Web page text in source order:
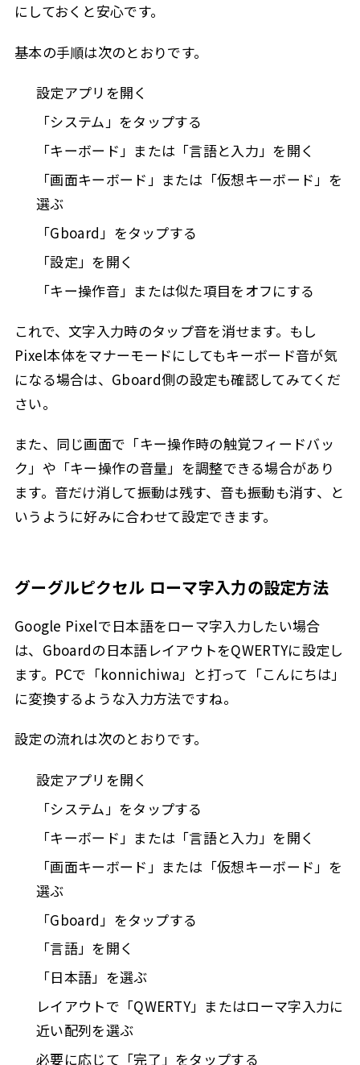
にしておくと安心です。
基本の手順は次のとおりです。
設定アプリを開く
「システム」をタップする
「キーボード」または「言語と入力」を開く
「画面キーボード」または「仮想キーボード」を
選ぶ
「Gboard」をタップする
「設定」を開く
「キー操作音」または似た項目をオフにする
これで、文字入力時のタップ音を消せます。もし
Pixel本体をマナーモードにしてもキーボード音が気
になる場合は、Gboard側の設定も確認してみてくだ
さい。
また、同じ画面で「キー操作時の触覚フィードバッ
ク」や「キー操作の音量」を調整できる場合があり
ます。音だけ消して振動は残す、音も振動も消す、と
いうように好みに合わせて設定できます。
グーグルピクセル ローマ字入力の設定方法
Google Pixelで日本語をローマ字入力したい場合
は、Gboardの日本語レイアウトをQWERTYに設定し
ます。PCで「konnichiwa」と打って「こんにちは」
に変換するような入力方法ですね。
設定の流れは次のとおりです。
設定アプリを開く
「システム」をタップする
「キーボード」または「言語と入力」を開く
「画面キーボード」または「仮想キーボード」を
選ぶ
「Gboard」をタップする
「言語」を開く
「日本語」を選ぶ
レイアウトで「QWERTY」またはローマ字入力に
近い配列を選ぶ
必要に応じて「完了」をタップする